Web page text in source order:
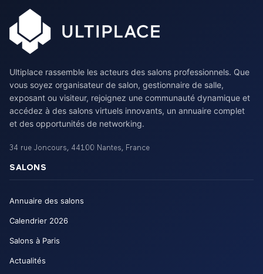
Ultiplace rassemble les acteurs des salons professionnels. Que
vous soyez organisateur de salon, gestionnaire de salle,
exposant ou visiteur, rejoignez une communauté dynamique et
accédez à des salons virtuels innovants, un annuaire complet
et des opportunités de networking.
34 rue Joncours, 44100 Nantes, France
SALONS
Annuaire des salons
Calendrier 2026
Salons à Paris
Actualités